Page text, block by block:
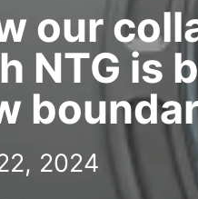
our
NTG is
2024